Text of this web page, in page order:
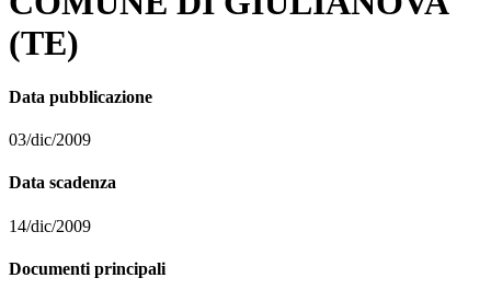
(TE)
Data pubblicazione
03/dic/2009
Data scadenza
14/dic/2009
Documenti principali